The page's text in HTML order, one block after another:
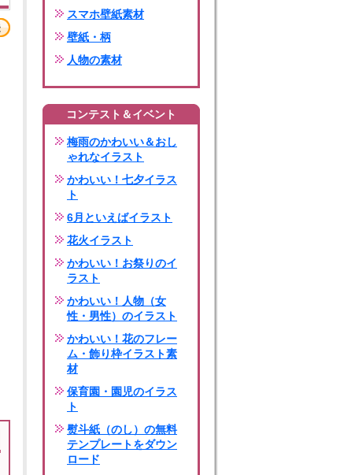
スマホ壁紙素材
壁紙・柄
人物の素材
コンテスト＆イベント
梅雨のかわいい＆おし
ゃれなイラスト
かわいい！七夕イラス
ト
6月といえばイラスト
花火イラスト
かわいい！お祭りのイ
ラスト
かわいい！人物（女
性・男性）のイラスト
かわいい！花のフレー
ム・飾り枠イラスト素
材
保育園・園児のイラス
ト
熨斗紙（のし）の無料
テンプレートをダウン
ロード